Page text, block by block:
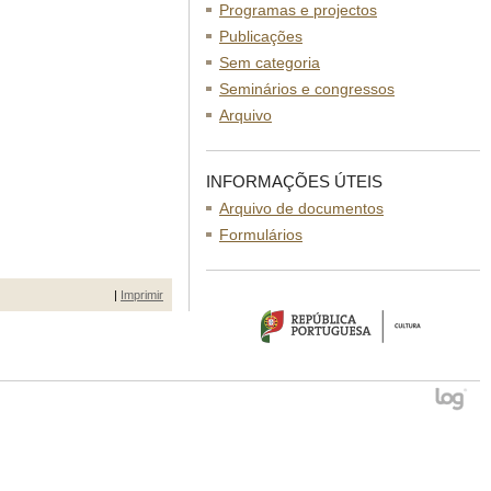
| Imprimir
Programas e projectos
Publicações
Sem categoria
Seminários e congressos
Arquivo
INFORMAÇÕES ÚTEIS
Arquivo de documentos
Formulários